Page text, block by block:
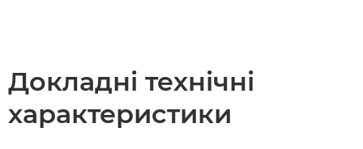
Докладні технічні
характеристики